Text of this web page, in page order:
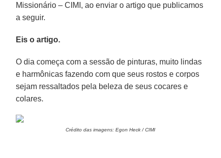
Missionário – CIMI, ao enviar o artigo que publicamos
a seguir.
Eis o artigo.
O dia começa com a sessão de pinturas, muito lindas
e harmônicas fazendo com que seus rostos e corpos
sejam ressaltados pela beleza de seus cocares e
colares.
Crédito das imagens: Egon Heck / CIMI